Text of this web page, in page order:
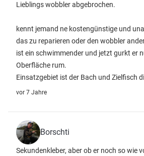
Lieblings wobbler abgebrochen.
kennt jemand ne kostengünstige und
das zu reparieren oder den wobbler
ist ein schwimmender und jetzt gurkt er
Oberfläche rum.
Einsatzgebiet ist der Bach und Zielfisch
vor 7 Jahre
Borschti
Sekundenkleber, aber ob er noch so wie